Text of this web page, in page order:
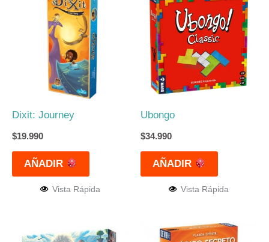
Dixit: Journey
$19.990
AÑADIR
Vista Rápida
Ubongo
$34.990
AÑADIR
Vista Rápida